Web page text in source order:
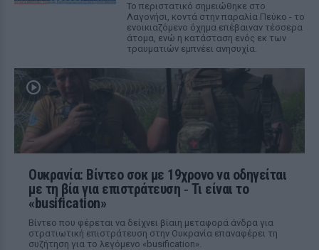
Το περιστατικό σημειώθηκε στο
Λαγονήσι, κοντά στην παραλία Πεύκο - το
ενοικιαζόμενο όχημα επέβαιναν τέσσερα
άτομα, ενώ η κατάσταση ενός εκ των
τραυματιών εμπνέει ανησυχία.
Ουκρανία: Βίντεο σοκ με 19χρονο να οδηγείται
με τη βία για επιστράτευση ‑ Τι είναι το
«busification»
Βίντεο που φέρεται να δείχνει βίαιη μεταφορά άνδρα για
στρατιωτική επιστράτευση στην Ουκρανία επαναφέρει τη
συζήτηση για το λεγόμενο «busification».